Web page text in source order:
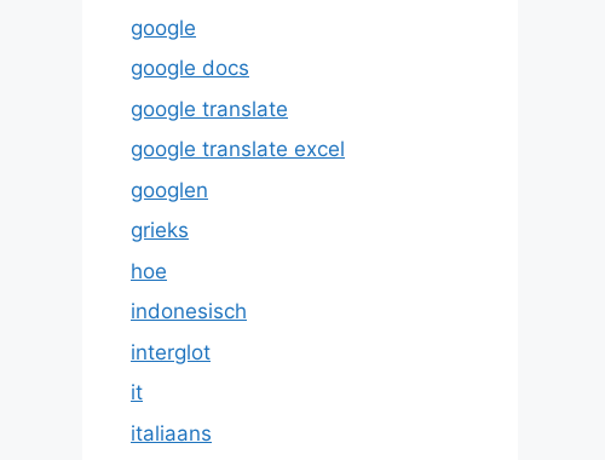
google
google docs
google translate
google translate excel
googlen
grieks
hoe
indonesisch
interglot
it
italiaans